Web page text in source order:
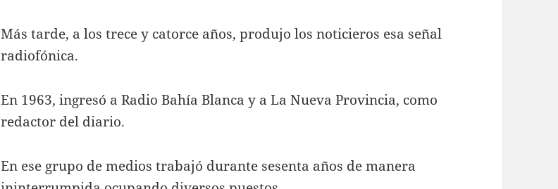
Más tarde, a los trece y catorce años, produjo los noticieros esa señal
radiofónica.
En 1963, ingresó a Radio Bahía Blanca y a La Nueva Provincia, como
redactor del diario.
En ese grupo de medios trabajó durante sesenta años de manera